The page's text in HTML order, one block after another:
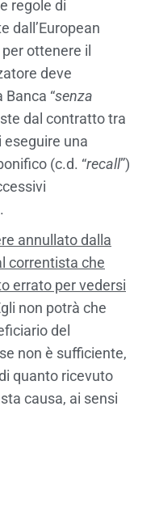
regole di
dall’European
ottenere il
deve
“senza
dal contratto tra
eseguire una
(c.d. “recall”)
annullato dalla
correntista che
errato per vedersi
non potrà che
del
non è sufficiente,
quanto ricevuto
causa, ai sensi